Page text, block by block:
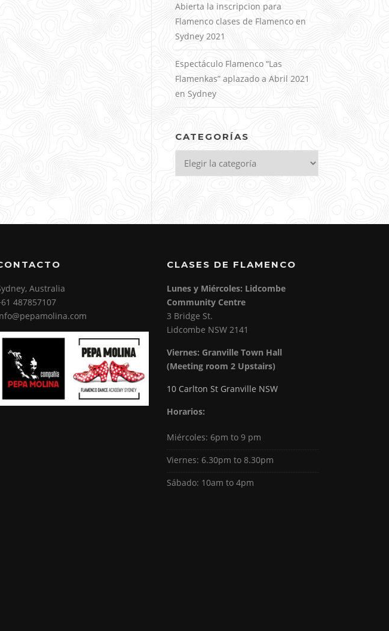
Abierta la inscripcion para
Flamenco clases de Flamenco en
Sydney 2021
Espectáculo Flamenco “Las
Flamenkas” aplazado a Abril 2021
en Sydney
CATEGORÍAS
Categorías
Australia
487857107
CLASES DE FLAMENCO
Lunes y Miércoles: Lidcombe
Community Centre
3 Bridge St.
Lidcombe NSW 2141
Viernes: Granville Town Hall
(Meeting room 2 Upstairs)
10 Carlton St Granville NSW
Horarios:
Miércoles: 6pm to 9 pm
Viernes: 6.30pm to 8.30pm
Sábado: 10am to 4pm